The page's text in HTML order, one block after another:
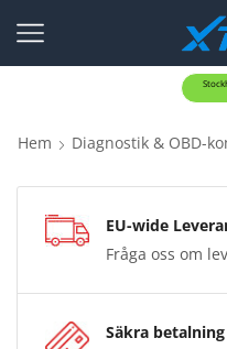
Hem Diagnostik & OBD-
EU-wide
Fråga oss om
Säkra betalning